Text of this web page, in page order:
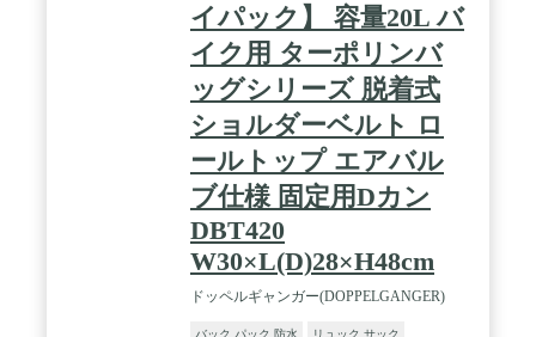
イパック】 容量20L バ
イク用 ターポリンバ
ッグシリーズ 脱着式
ショルダーベルト ロ
ールトップ エアバル
ブ仕様 固定用Dカン
DBT420
W30×L(D)28×H48cm
ドッペルギャンガー(DOPPELGANGER)
バック パック 防水 リュック サック